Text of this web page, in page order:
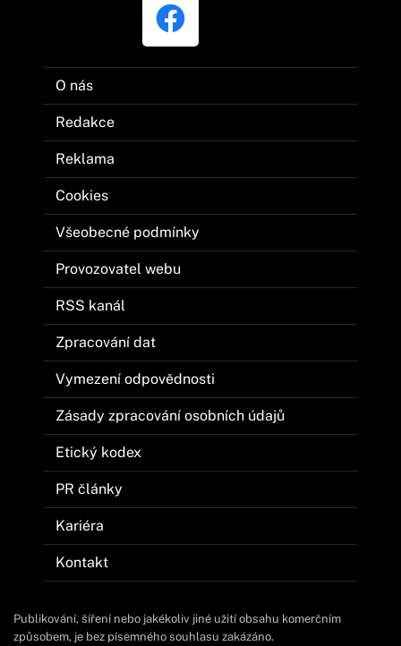
O nás
Redakce
Reklama
Cookies
Všeobecné podmínky
Provozovatel webu
RSS kanál
Zpracování dat
Vymezení odpovědnosti
Zásady zpracování osobních údajů
Etický kodex
PR články
Kariéra
Kontakt
Publikování, šíření nebo jakékoliv jiné užití obsahu komerčním
způsobem, je bez písemného souhlasu zakázáno.